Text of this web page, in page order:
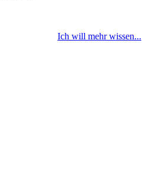
Ich will mehr wissen...